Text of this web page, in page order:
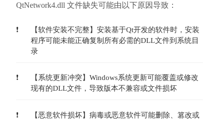
QtNetwork4.dll 文件缺失可能由以下原因导致：
【软件安装不完整】安装基于Qt开发的软件时，安装
程序可能未能正确复制所有必需的DLL文件到系统目
录
【系统更新冲突】Windows系统更新可能覆盖或修改
现有的DLL文件，导致版本不兼容或文件损坏
【恶意软件损坏】病毒或恶意软件可能删除、篡改或